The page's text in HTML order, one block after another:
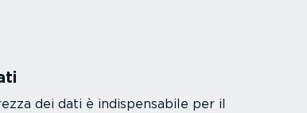
dei dati è indispen­sabile per il